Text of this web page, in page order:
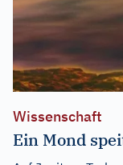
Wissenschaft
Ein Mond